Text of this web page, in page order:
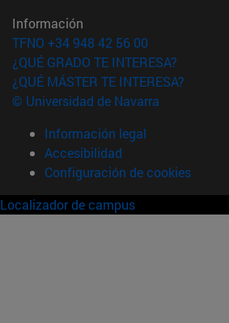
Información
TFNO +34 948 42 56 00
¿QUÉ GRADO TE INTERESA?
¿QUÉ MÁSTER TE INTERESA?
© Universidad de Navarra
Información legal
Accesibilidad
Configuración de cookies
Localizador de campus